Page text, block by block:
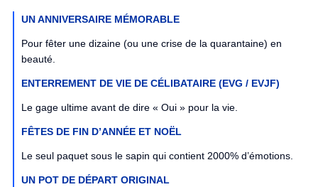
UN ANNIVERSAIRE MÉMORABLE
Pour fêter une dizaine (ou une crise de la quarantaine) en
beauté.
ENTERREMENT DE VIE DE CÉLIBATAIRE (EVG / EVJF)
Le gage ultime avant de dire « Oui » pour la vie.
FÊTES DE FIN D’ANNÉE ET NOËL
Le seul paquet sous le sapin qui contient 2000% d’émotions.
UN POT DE DÉPART ORIGINAL